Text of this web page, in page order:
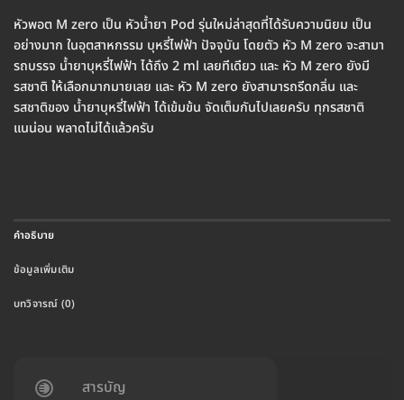
หัวพอต M zero เป็น หัวน้ำยา Pod รุ่นใหม่ล่าสุดที่ได้รับความนิยม เป็น
อย่างมาก ในอุตสาหกรรม บุหรี่ไฟฟ้า ปัจจุบัน โดยตัว หัว M zero จะสามา
รถบรรจ น้ำยาบุหรี่ไฟฟ้า ได้ถึง 2 ml เลยทีเดียว และ หัว M zero ยังมี
รสชาติ ใ่ห้เลือกมากมายเลย และ หัว M zero ยังสามารถรีดกลิ่น และ
รสชาติของ น้ำยาบุหรี่ไฟฟ้า ได้เข้มข้น จัดเต็มกันไปเลยครับ ทุกรสชาติ
แนน่อน พลาดไม่ได้แล้วครับ
คำอธิบาย
ข้อมูลเพิ่มเติม
บทวิจารณ์ (0)
สารบัญ